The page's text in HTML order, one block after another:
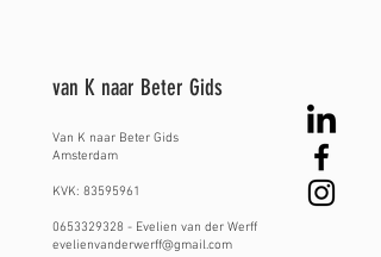
van K naar Beter Gids
Van K naar Beter ​ Gids
Amsterdam
KVK: 83595961
0653329328 - Evelien van der Werff
evelienvanderwerff@gmail.com